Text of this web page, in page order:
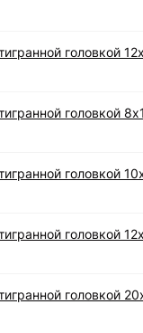
головкой
головкой
головкой
головкой
головкой